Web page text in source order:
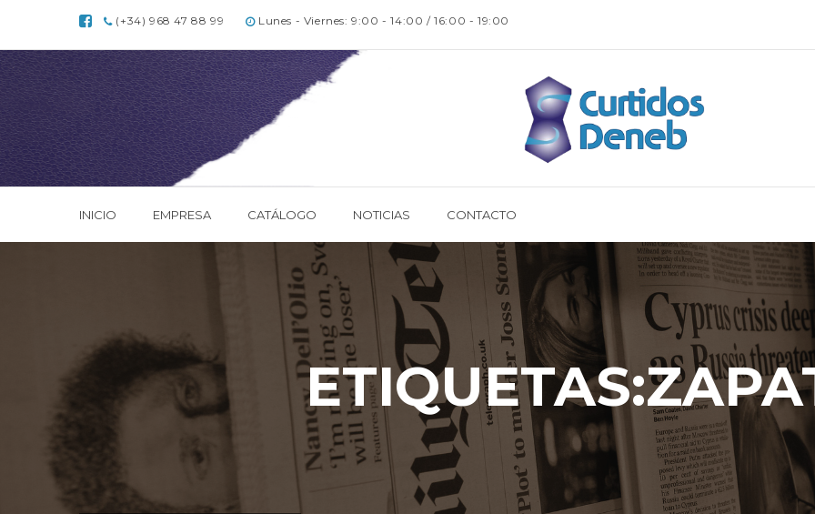
(+34) 968 47 88 99 Lunes - Viernes: 9:00 - 14:00 / 16:00 - 19:00
INICIO EMPRESA CATÁLOGO NOTICIAS CONTACTO